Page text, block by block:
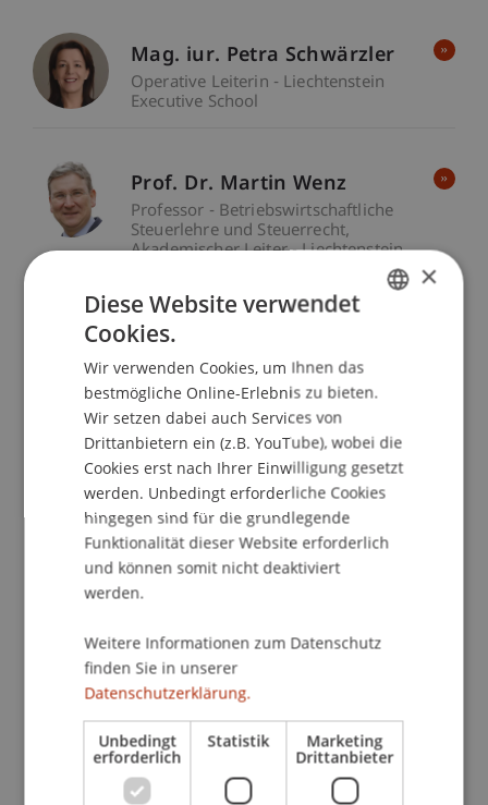
Mag. iur. Petra Schwärzler
Operative Leiterin - Liechtenstein
Executive School
Prof. Dr. Martin Wenz
Professor - Betriebswirtschaftliche
Steuerlehre und Steuerrecht
Akademischer Leiter - Liechtenstein
Lassen Sie uns über Ihre Weiterbildung sprechen
Studiengangsmanagerinnen und -
manager der Weiterbildung
Clemens Armellini MSc
Studiengangsmanager - Technologie
PaulinaBracher
Studiengangsmanagerin -
Gesellschafts-, Stiftungs- und
Trustrecht
×
Diese Website verwendet
Cookies.
Wir verwenden Cookies, um Ihnen das
bestmögliche Online-Erlebnis zu bieten.
Wir setzen dabei auch Services von
Drittanbietern ein (z.B. YouTube), wobei die
Cookies erst nach Ihrer Einwilligung gesetzt
werden. Unbedingt erforderliche Cookies
hingegen sind für die grundlegende
Funktionalität dieser Website erforderlich
und können somit nicht deaktiviert
werden.
Weitere Informationen zum Datenschutz
finden Sie in unserer
Datenschutzerklärung.
Unbedingt
erforderlich
Statistik Marketing
Drittanbieter